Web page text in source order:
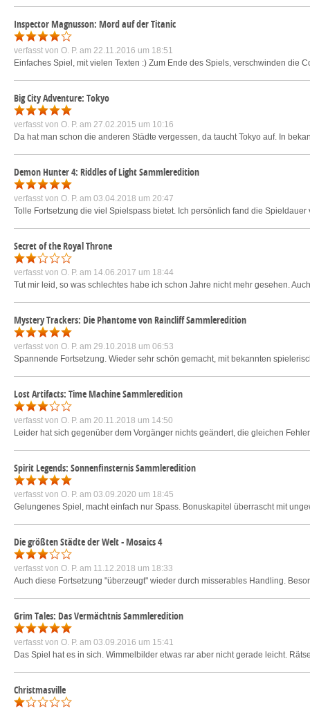
Inspector Magnusson: Mord auf der Titanic
verfasst von O. P. am 22.11.2016 um 18:51
Einfaches Spiel, mit vielen Texten :) Zum Ende des Spiels, verschwinden die
Big City Adventure: Tokyo
verfasst von O. P. am 27.02.2015 um 10:16
Da hat man schon die anderen Städte vergessen, da taucht Tokyo auf. In
Demon Hunter 4: Riddles of Light Sammleredition
verfasst von O. P. am 03.04.2018 um 20:47
Tolle Fortsetzung die viel Spielspass bietet. Ich persönlich fand die
Secret of the Royal Throne
verfasst von O. P. am 14.06.2017 um 18:44
Tut mir leid, so was schlechtes habe ich schon Jahre nicht mehr gesehen.
Mystery Trackers: Die Phantome von Raincliff Sammleredition
verfasst von O. P. am 29.10.2018 um 06:53
Spannende Fortsetzung. Wieder sehr schön gemacht, mit bekannten
Lost Artifacts: Time Machine Sammleredition
verfasst von O. P. am 20.11.2018 um 14:50
Leider hat sich gegenüber dem Vorgänger nichts geändert, die gleichen
Spirit Legends: Sonnenfinsternis Sammleredition
verfasst von O. P. am 03.09.2020 um 18:45
Gelungenes Spiel, macht einfach nur Spass. Bonuskapitel überrascht mit
Die größten Städte der Welt - Mosaics 4
verfasst von O. P. am 11.12.2018 um 18:33
Auch diese Fortsetzung "überzeugt" wieder durch misserables Handling.
Grim Tales: Das Vermächtnis Sammleredition
verfasst von O. P. am 03.09.2016 um 15:41
Das Spiel hat es in sich. Wimmelbilder etwas rar aber nicht gerade leicht.
Christmasville